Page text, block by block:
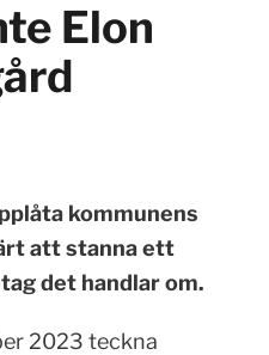
Elon
kommunens
att stanna ett
det handlar om.
2023 teckna